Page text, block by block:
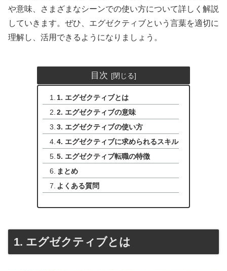
や意味、さまざまなシーンでの使い方について詳しく解説
していきます。ぜひ、エグゼクティブという言葉を適切に
理解し、活用できるようになりましょう。
目次
1. エグゼクティブとは
2. エグゼクティブの意味
3. エグゼクティブの使い方
4. エグゼクティブに求められるスキル
5. エグゼクティブ転職の特徴
まとめ
よくある質問
1. エグゼクティブとは